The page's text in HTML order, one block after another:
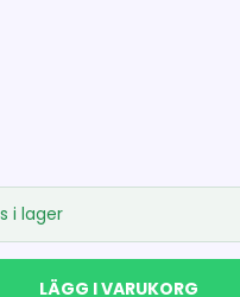
i lager
LÄGG I VARUKORG